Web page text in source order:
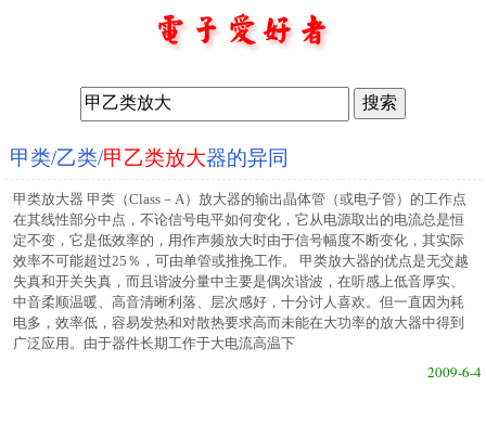
甲类/乙类/甲乙类放大器的异同
甲类放大器 甲类（Class－A）放大器的输出晶体管（或电子管）的工作点
在其线性部分中点，不论信号电平如何变化，它从电源取出的电流总是恒
定不变，它是低效率的，用作声频放大时由于信号幅度不断变化，其实际
效率不可能超过25％，可由单管或推挽工作。 甲类放大器的优点是无交越
失真和开关失真，而且谐波分量中主要是偶次谐波，在听感上低音厚实、
中音柔顺温暖、高音清晰利落、层次感好，十分讨人喜欢。但一直因为耗
电多，效率低，容易发热和对散热要求高而未能在大功率的放大器中得到
广泛应用。由于器件长期工作于大电流高温下
2009-6-4